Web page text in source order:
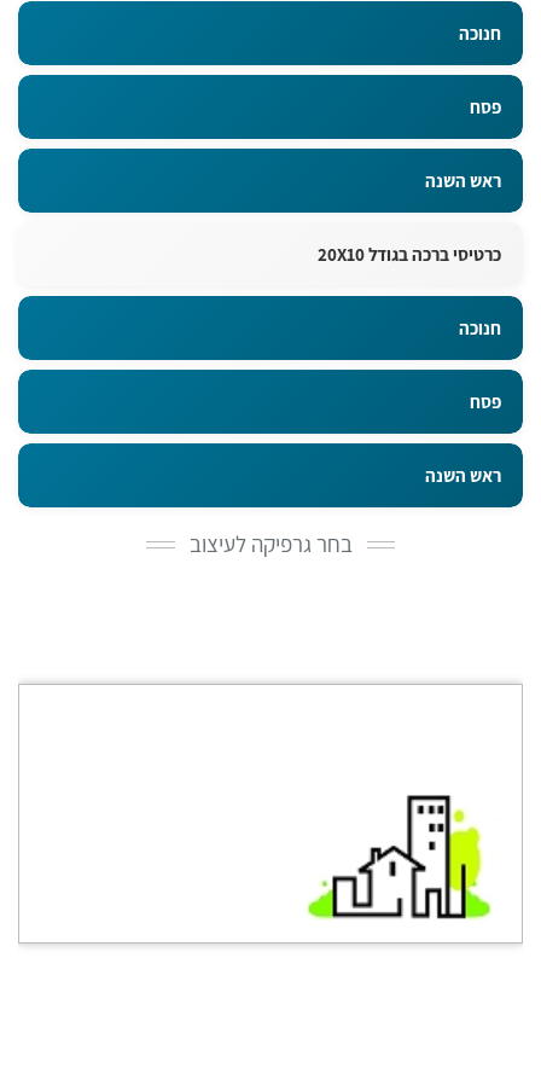
חנוכה
פסח
ראש השנה
כרטיסי ברכה בגודל 20X10
חנוכה
פסח
ראש השנה
בחר גרפיקה לעיצוב